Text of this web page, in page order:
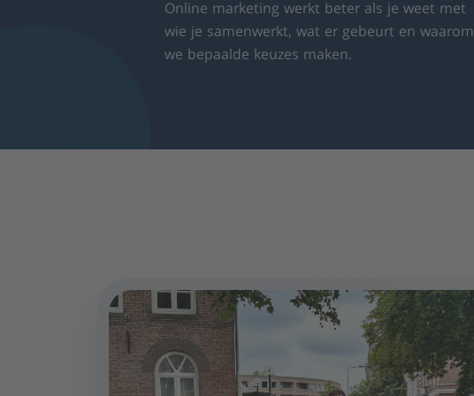
Online marketing werkt beter als je weet met
wie je samenwerkt, wat er gebeurt en waarom
we bepaalde keuzes maken.